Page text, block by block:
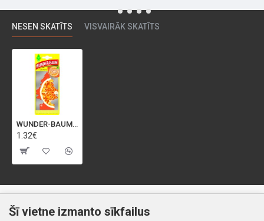
NESEN SKATĪTS VISVAIRĀK SKATĪTS
WUNDER-BAUM Tree Orange Juice gaisa atsvaidzinātājs, 5g
1.32€
Klientiem
Kontakti Piegāde un apmaksa
Šī vietne izmanto sīkfailus